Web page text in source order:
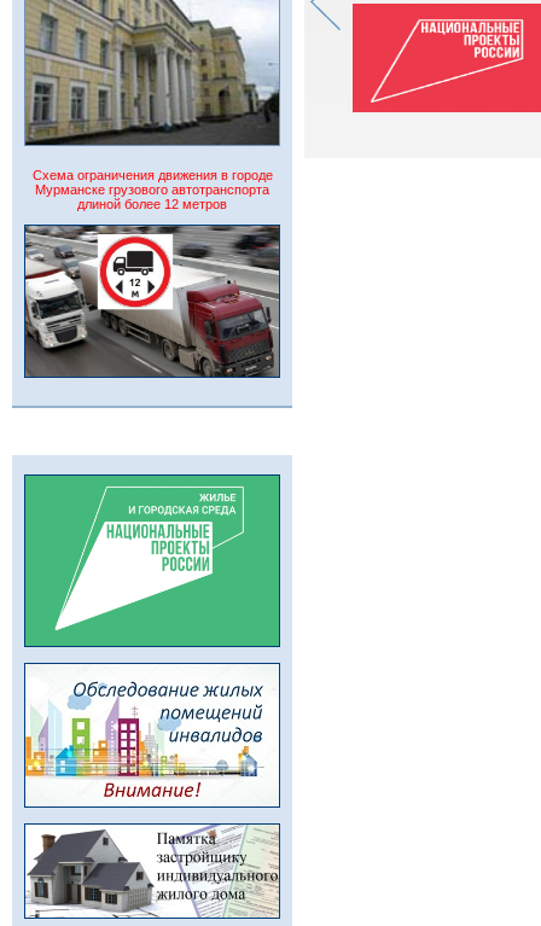
Схема ограничения движения в городе
Мурманске грузового автотранспорта
длиной более 12 метров